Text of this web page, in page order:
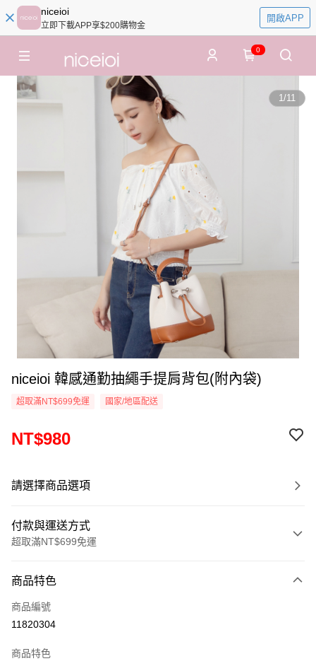
niceioi
立即下載APP享$200購物金
開啟APP
0
1/11
niceioi 韓感通勤抽繩手提肩背包(附內袋)
超取滿NT$699免運 國家/地區配送
NT$980
請選擇商品選項
付款與運送方式
超取滿NT$699免運
信用卡一次付款
超商取貨付款
商品特色
商品編號
11820304
商品特色